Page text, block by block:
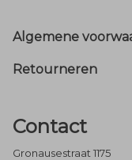
Footer
Algemene
Retourneren
Contact
Gronausestraat 1175